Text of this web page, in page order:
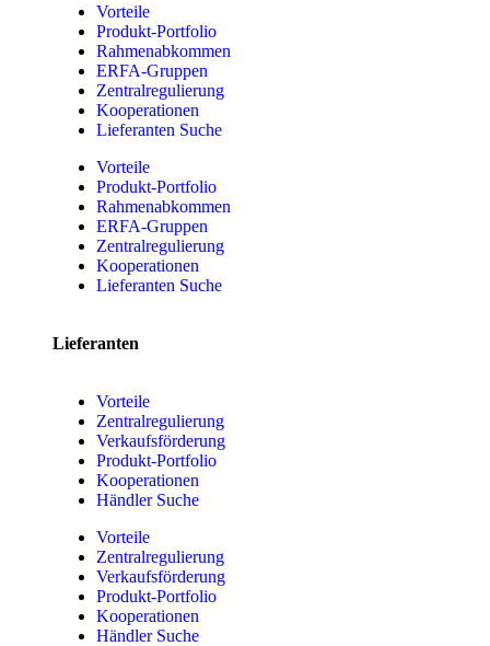
Vorteile
Produkt-Portfolio
Rahmenabkommen
ERFA-Gruppen
Zentralregulierung
Kooperationen
Lieferanten Suche
Vorteile
Produkt-Portfolio
Rahmenabkommen
ERFA-Gruppen
Zentralregulierung
Kooperationen
Lieferanten Suche
Lieferanten
Vorteile
Zentralregulierung
Verkaufsförderung
Produkt-Portfolio
Kooperationen
Händler Suche
Vorteile
Zentralregulierung
Verkaufsförderung
Produkt-Portfolio
Kooperationen
Händler Suche